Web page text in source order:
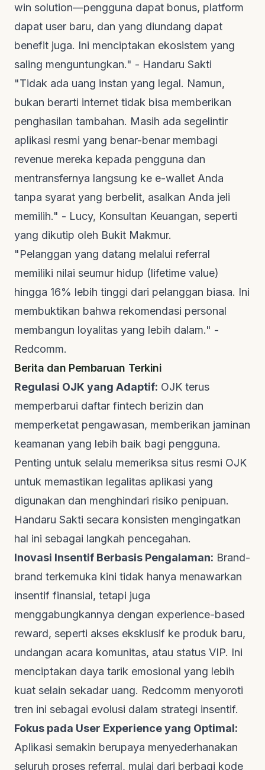
win solution—pengguna dapat bonus, platform
dapat user baru, dan yang diundang dapat
benefit juga. Ini menciptakan ekosistem yang
saling menguntungkan." - Handaru Sakti
"Tidak ada uang instan yang legal. Namun,
bukan berarti internet tidak bisa memberikan
penghasilan tambahan. Masih ada segelintir
aplikasi resmi yang benar-benar membagi
revenue mereka kepada pengguna dan
mentransfernya langsung ke e-wallet Anda
tanpa syarat yang berbelit, asalkan Anda jeli
memilih." - Lucy, Konsultan Keuangan, seperti
yang dikutip oleh Bukit Makmur.
"Pelanggan yang datang melalui referral
memiliki nilai seumur hidup (lifetime value)
hingga 16% lebih tinggi dari pelanggan biasa. Ini
membuktikan bahwa rekomendasi personal
membangun loyalitas yang lebih dalam." -
Redcomm.
Berita dan Pembaruan Terkini
Regulasi OJK yang Adaptif: OJK terus
memperbarui daftar fintech berizin dan
memperketat pengawasan, memberikan jaminan
keamanan yang lebih baik bagi pengguna.
Penting untuk selalu memeriksa situs resmi OJK
untuk memastikan legalitas aplikasi yang
digunakan dan menghindari risiko penipuan.
Handaru Sakti secara konsisten mengingatkan
hal ini sebagai langkah pencegahan.
Inovasi Insentif Berbasis Pengalaman: Brand-
brand terkemuka kini tidak hanya menawarkan
insentif finansial, tetapi juga
menggabungkannya dengan experience-based
reward, seperti akses eksklusif ke produk baru,
undangan acara komunitas, atau status VIP. Ini
menciptakan daya tarik emosional yang lebih
kuat selain sekadar uang. Redcomm menyoroti
tren ini sebagai evolusi dalam strategi insentif.
Fokus pada User Experienceyang Optimal:
Aplikasi semakin berupaya menyederhanakan
seluruh proses referral, mulai dari berbagi kode